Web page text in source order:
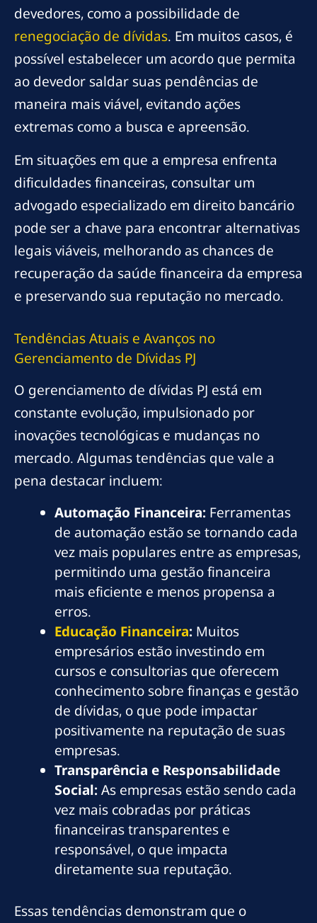
devedores, como a possibilidade de
renegociação de dívidas. Em muitos casos, é
possível estabelecer um acordo que permita
ao devedor saldar suas pendências de
maneira mais viável, evitando ações
extremas como a busca e apreensão.
Em situações em que a empresa enfrenta
dificuldades financeiras, consultar um
advogado especializado em direito bancário
pode ser a chave para encontrar alternativas
legais viáveis, melhorando as chances de
recuperação da saúde financeira da empresa
e preservando sua reputação no mercado.
Tendências Atuais e Avanços no
Gerenciamento de Dívidas PJ
O gerenciamento de dívidas PJ está em
constante evolução, impulsionado por
inovações tecnológicas e mudanças no
mercado. Algumas tendências que vale a
pena destacar incluem:
Automação Financeira: Ferramentas
de automação estão se tornando cada
vez mais populares entre as empresas,
permitindo uma gestão financeira
mais eficiente e menos propensa a
erros.
Educação Financeira: Muitos
empresários estão investindo em
cursos e consultorias que oferecem
conhecimento sobre finanças e gestão
de dívidas, o que pode impactar
positivamente na reputação de suas
empresas.
Transparência e Responsabilidade
Social:As empresas estão sendo cada
vez mais cobradas por práticas
financeiras transparentes e
responsável, o que impacta
diretamente sua reputação.
Essas tendências demonstram que o